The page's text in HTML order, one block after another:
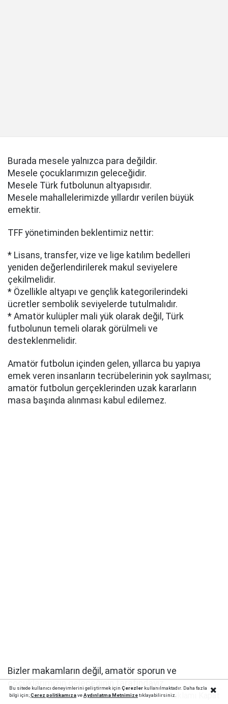
Burada mesele yalnızca para değildir.
Mesele çocuklarımızın geleceğidir.
Mesele Türk futbolunun altyapısıdır.
Mesele mahallelerimizde yıllardır verilen büyük
emektir.
TFF yönetiminden beklentimiz nettir:
* Lisans, transfer, vize ve lige katılım bedelleri
yeniden değerlendirilerek makul seviyelere
çekilmelidir.
* Özellikle altyapı ve gençlik kategorilerindeki
ücretler sembolik seviyelerde tutulmalıdır.
* Amatör kulüpler mali yük olarak değil, Türk
futbolunun temeli olarak görülmeli ve
desteklenmelidir.
Amatör futbolun içinden gelen, yıllarca bu yapıya
emek veren insanların tecrübelerinin yok sayılması;
amatör futbolun gerçeklerinden uzak kararların
masa başında alınması kabul edilemez.
Bizler makamların değil, amatör sporun ve
çocuklarımızın geleceğinin tarafındayız.
Bu sitede kullanıcı deneyimlerini geliştirmek için Çerezlerkullanılmaktadır. Daha fazla
bilgi için;Çerez politikamızaveAydınlatma Metnimizetıklayabilirsiniz.Reklamı Kapat